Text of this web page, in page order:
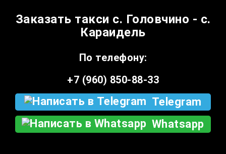
Заказать такси с. Головчино - с.
Караидель
По телефону:
+7 (960) 850-88-33
Telegram
Whatsapp